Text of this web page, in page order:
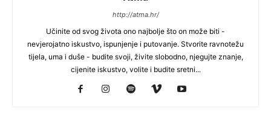
http://atma.hr/
Učinite od svog života ono najbolje što on može biti -
nevjerojatno iskustvo, ispunjenje i putovanje. Stvorite ravnotežu
tijela, uma i duše - budite svoji, živite slobodno, njegujte znanje,
cijenite iskustvo, volite i budite sretni...